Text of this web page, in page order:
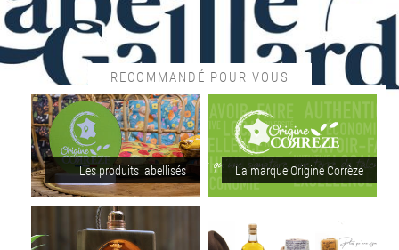
RECOMMANDÉ POUR VOUS
Les produits labellisés La marque Origine Corrèze